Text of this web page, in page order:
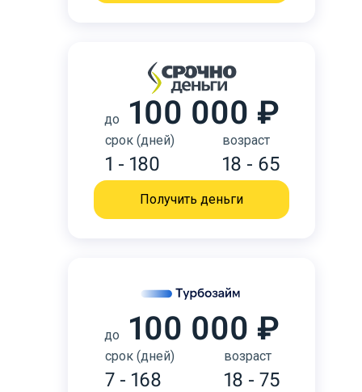
до 100 000 ₽
срок (дней)
1 - 180
возраст
18 - 65
Получить деньги
до 100 000 ₽
срок (дней)
7 - 168
возраст
18 - 75